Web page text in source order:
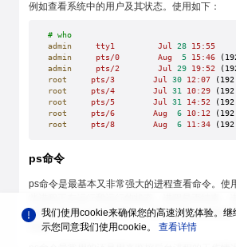
例如查看系统中的用户及其状态。使用如下：
# who
admin
     tty1
         Jul
28 15:55
admin
     pts/0
        Aug
  5
15:46
admin
     pts/2
        Jul
29 19:52
root
     pts/3
        Jul
30 12:07
root
     pts/4
        Jul
31 10:29
root
     pts/5
        Jul
31 14:52
root
     pts/6
        Aug
  6
10:12
root
     pts/8
        Aug
  6
11:34
ps命令
ps命令是最基本又非常强大的进程查看命令。使
进程占用了过多的资源等，大部分进程信息都是
到的。
我们使用cookie来确保您的高速浏览体验。继
示您同意我们使用cookie。 查看详情